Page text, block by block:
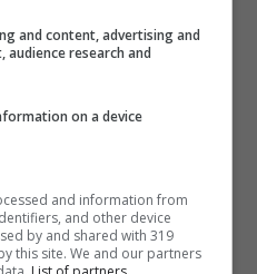
novembre: la decisione di
– annamariabernini.it
and content, advertising and
research and
on a device
and information from
and other device
by and shared with 319
this site. We and our partners